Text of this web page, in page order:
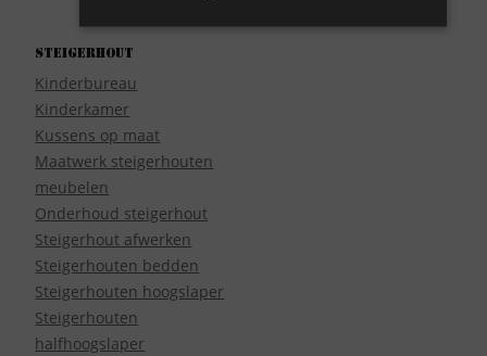
Steigerhout
Kinderbureau
Kinderkamer
Kussens op maat
Maatwerk steigerhouten
meubelen
Onderhoud steigerhout
Steigerhout afwerken
Steigerhouten bedden
Steigerhouten hoogslaper
Steigerhouten
halfhoogslaper